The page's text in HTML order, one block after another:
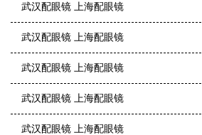
武汉配眼镜 上海配眼镜
武汉配眼镜 上海配眼镜
武汉配眼镜 上海配眼镜
武汉配眼镜 上海配眼镜
武汉配眼镜 上海配眼镜